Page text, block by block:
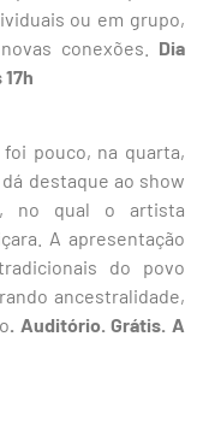
ou em grupo,
conexões. Dia
pouco, na quarta,
destaque ao show
no qual o artista
A apresentação
do povo
ancestralidade,
. Auditório. Grátis. A